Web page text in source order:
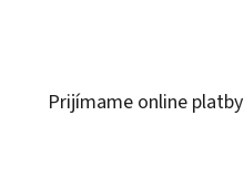
Prijímame online platby